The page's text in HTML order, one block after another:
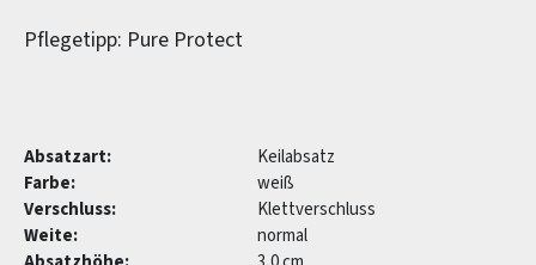
Pflegetipp: Pure Protect
Absatzart:
Keilabsatz
Farbe:
weiß
Verschluss:
Klettverschluss
Weite:
normal